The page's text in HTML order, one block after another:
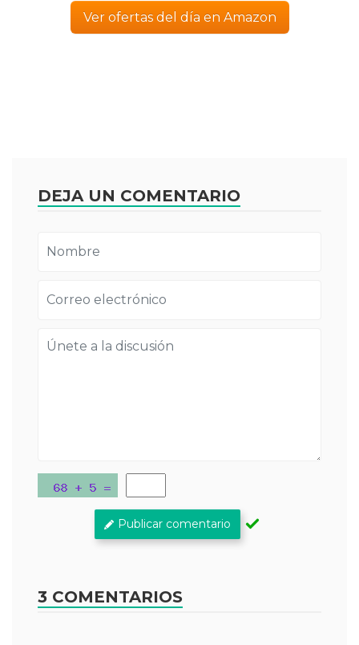
Ver ofertas del día en Amazon
DEJA UN COMENTARIO
Publicar comentario
3 COMENTARIOS